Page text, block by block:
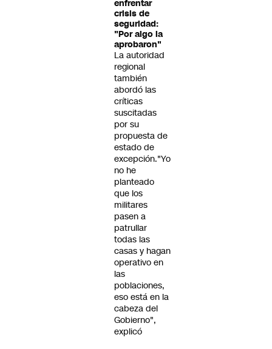
enfrentar
crisis de
seguridad:
"Por algo la
aprobaron"
La autoridad
regional
también
abordó las
críticas
suscitadas
por su
propuesta de
estado de
excepción."Yo
no he
planteado
que los
militares
pasen a
patrullar
todas las
casas y hagan
operativo en
las
poblaciones,
eso está en la
cabeza del
Gobierno",
explicó